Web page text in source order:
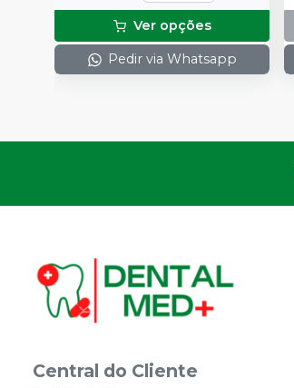
Ver opções
Pedir via Whatsapp
Central do Cliente